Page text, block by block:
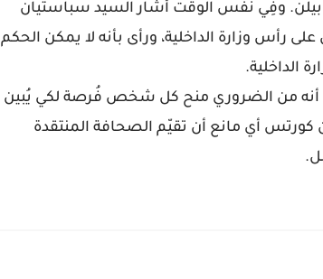
وفِي نفس الوقت أشار السيد سباستيان
رأس وزارة الداخلية، ورأى بأنه لا يمكن الحكم
الداخلية.
من الضروري منح كل شخص فُرصة لكي يُبين
أي مانع أن تقيّم الصحافة المنتقدة